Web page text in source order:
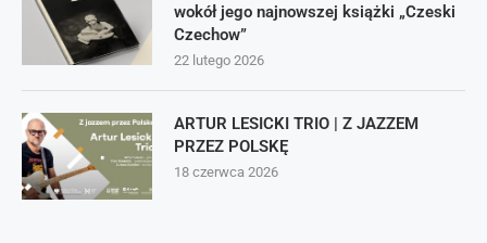
wokół jego najnowszej książki „Czeski
Czechow”
22 lutego 2026
ARTUR LESICKI TRIO | Z JAZZEM
PRZEZ POLSKĘ
18 czerwca 2026